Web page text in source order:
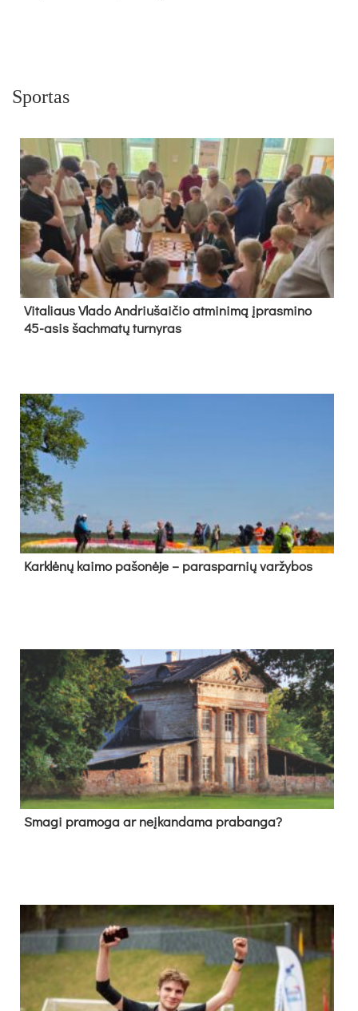
Sportas
Vi­ta­liaus Vla­do And­riu­šai­čio at­mi­ni­mą įpras­mi­no
45-asis šach­ma­tų tur­ny­ras
Kark­lė­nų kai­mo pa­šo­nė­je – pa­ras­par­nių var­žy­bos
Sma­gi pra­mo­ga ar neį­kan­da­ma pra­ban­ga?